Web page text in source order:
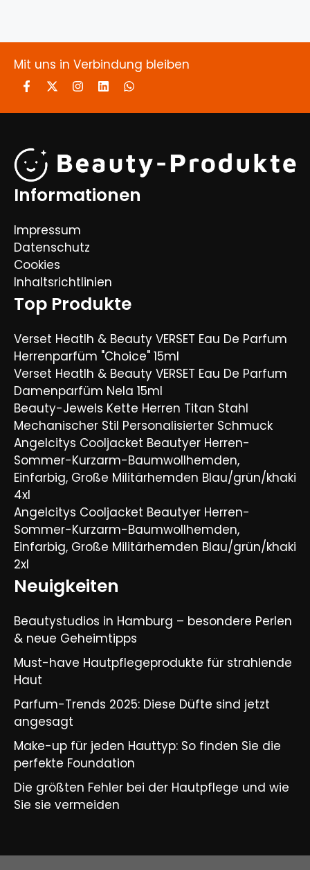
Mit uns in Verbindung bleiben
Informationen
Impressum
Datenschutz
Cookies
Inhaltsrichtlinien
Top Produkte
Verset Heatlh & Beauty VERSET Eau De Parfum
Herrenparfüm "Choice" 15ml
Verset Heatlh & Beauty VERSET Eau De Parfum
Damenparfüm Nela 15ml
Beauty-Jewels Kette Herren Titan Stahl
Mechanischer Stil Personalisierter Schmuck
Angelcitys Cooljacket Beautyer Herren-
Sommer-Kurzarm-Baumwollhemden,
Einfarbig, Große Militärhemden Blau/grün/khaki
4xl
Angelcitys Cooljacket Beautyer Herren-
Sommer-Kurzarm-Baumwollhemden,
Einfarbig, Große Militärhemden Blau/grün/khaki
2xl
Neuigkeiten
Beautystudios in Hamburg – besondere Perlen
& neue Geheimtipps
Must-have Hautpflegeprodukte für strahlende
Haut
Parfum-Trends 2025: Diese Düfte sind jetzt
angesagt
Make-up für jeden Hauttyp: So finden Sie die
perfekte Foundation
Die größten Fehler bei der Hautpflege und wie
Sie sie vermeiden